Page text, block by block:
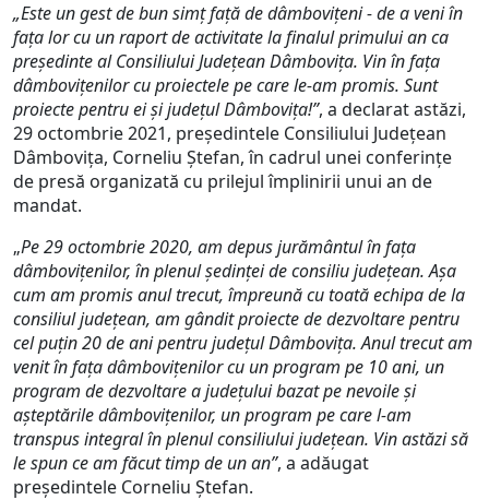
„Este un gest de bun simț față de dâmbovițeni - de a veni în
fața lor cu un raport de activitate la finalul primului an ca
președinte al Consiliului Județean Dâmbovița. Vin în fața
dâmbovițenilor cu proiectele pe care le-am promis. Sunt
proiecte pentru ei și județul Dâmbovița!”, a declarat astăzi,
29 octombrie 2021, președintele Consiliului Județean
Dâmbovița, Corneliu Ștefan, în cadrul unei conferințe
de presă organizată cu prilejul împlinirii unui an de
mandat.
„Pe 29 octombrie 2020, am depus jurământul în fața
dâmbovițenilor, în plenul ședinței de consiliu județean. Așa
cum am promis anul trecut, împreună cu toată echipa de la
consiliul județean, am gândit proiecte de dezvoltare pentru
cel puțin 20 de ani pentru județul Dâmbovița. Anul trecut am
venit în fața dâmbovițenilor cu un program pe 10 ani, un
program de dezvoltare a județului bazat pe nevoile și
așteptările dâmbovițenilor, un program pe care l-am
transpus integral în plenul consiliului județean. Vin astăzi să
le spun ce am făcut timp de un an”, a adăugat
președintele Corneliu Ștefan.